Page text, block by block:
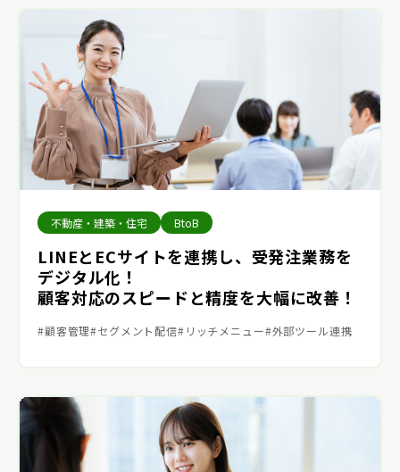
不動産・建築・住宅 BtoB
LINEとECサイトを連携し、受発注業務を
デジタル化！
顧客対応のスピードと精度を大幅に改善！
顧客管理 セグメント配信 リッチメニュー 外部ツール連携